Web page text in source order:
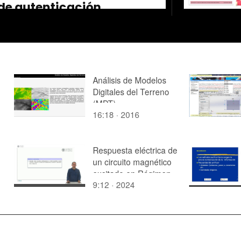
Análisis de Modelos
Digitales del Terreno
(MDT)
16:18 · 2016
Respuesta eléctrica de
un circuito magnético
excitado en Régimen
Estacionario
9:12 · 2024